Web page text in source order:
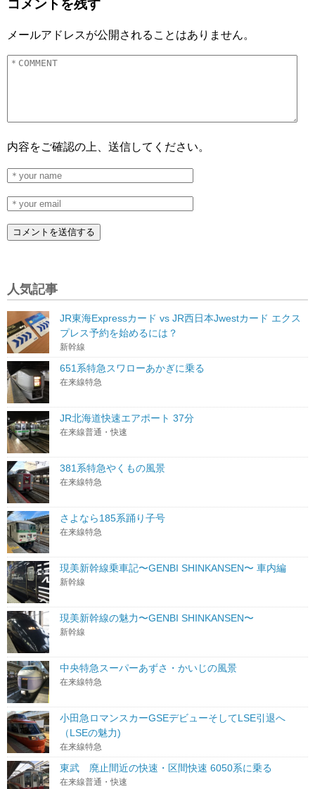
コメントを残す
メールアドレスが公開されることはありません。
内容をご確認の上、送信してください。
人気記事
JR東海Expressカード vs JR西日本Jwestカード エクス
プレス予約を始めるには？
新幹線
651系特急スワローあかぎに乗る
在来線特急
JR北海道快速エアポート 37分
在来線普通・快速
381系特急やくもの風景
在来線特急
さよなら185系踊り子号
在来線特急
現美新幹線乗車記〜GENBI SHINKANSEN〜 車内編
新幹線
現美新幹線の魅力〜GENBI SHINKANSEN〜
新幹線
中央特急スーパーあずさ・かいじの風景
在来線特急
小田急ロマンスカーGSEデビューそしてLSE引退へ
（LSEの魅力)
在来線特急
東武 廃止間近の快速・区間快速 6050系に乗る
在来線普通・快速